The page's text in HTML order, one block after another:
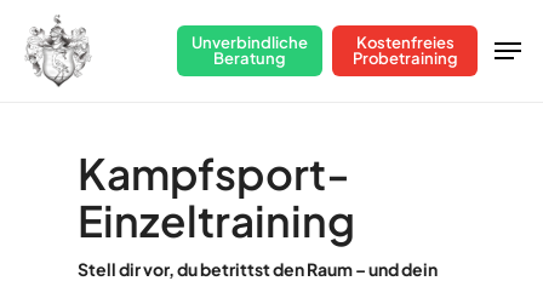
main
Unverbindliche
Beratung
Kostenfreies
Probetraining
Kampfsport-
Einzeltraining
Stell dir vor, du betrittst den Raum – und dein